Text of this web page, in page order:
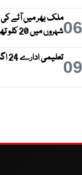
06ملک بھر میں آٹے
شہروں میں 20 کلو تھیلا 100 روپے تک مہنگا
09تعلیمی ادارے 24 اگست تک بند رہیں گے، رانا سکندر حیات